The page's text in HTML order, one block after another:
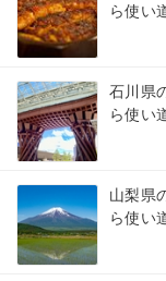
ら使い
石川県
ら使い
山梨県
ら使い